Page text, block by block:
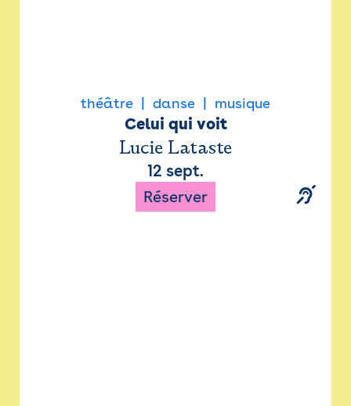
théâtre danse musique
Celui qui voit
Lucie Lataste
12 sept.
Réserver